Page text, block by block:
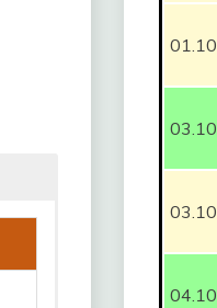
01.10
03.10
03.10
04.10